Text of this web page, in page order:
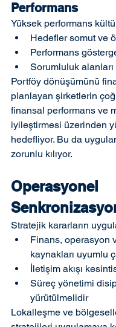
Performans
Yüksek performans
Hedefler somut ve
Performans
Sorumluluk alanları
Portföy dönüşümünü
planlayan şirketlerin
finansal performans ve
iyileştirmesi üzerinden
hedefliyor. Bu da
zorunlu kılıyor.
Operasyonel
Stratejik kararların
Finans, operasyon
kaynakları uyumlu
İletişim akışı
Süreç yönetimi
yürütülmelidir
Lokalleşme ve